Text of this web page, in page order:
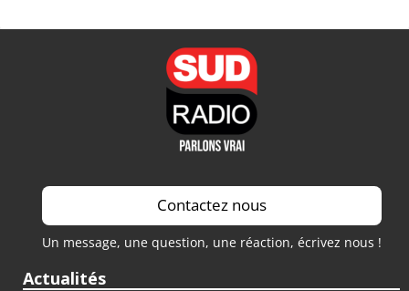
Contactez nous
Un message, une question, une réaction, écrivez nous !
Actualités